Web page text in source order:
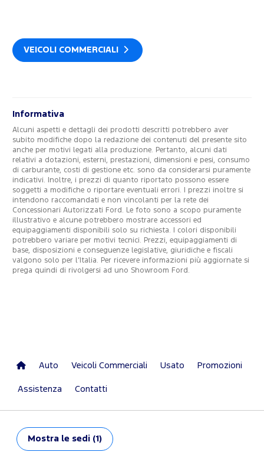
VEICOLI COMMERCIALI
Informativa
Alcuni aspetti e dettagli dei prodotti descritti potrebbero aver
subito modifiche dopo la redazione dei contenuti del presente sito
anche per motivi legati alla produzione. Pertanto, alcuni dati
relativi a dotazioni, esterni, prestazioni, dimensioni e pesi, consumo
di carburante, costi di gestione etc. sono da considerarsi puramente
indicativi. Inoltre, i prezzi di quanto riportato possono essere
soggetti a modifiche o riportare eventuali errori. I prezzi inoltre si
intendono raccomandati e non vincolanti per la rete dei
Concessionari Autorizzati Ford. Le foto sono a scopo puramente
illustrativo e alcune potrebbero mostrare accessori ed
equipaggiamenti disponibili solo su richiesta. I colori disponibili
potrebbero variare per motivi tecnici. Prezzi, equipaggiamenti di
base, disposizioni e conseguenze legislative, giuridiche e fiscali
valgono solo per l’Italia. Per ricevere informazioni più aggiornate si
prega quindi di rivolgersi ad uno Showroom Ford.
Auto Veicoli Commerciali Usato Promozioni
Assistenza Contatti
Mostra le sedi (1)